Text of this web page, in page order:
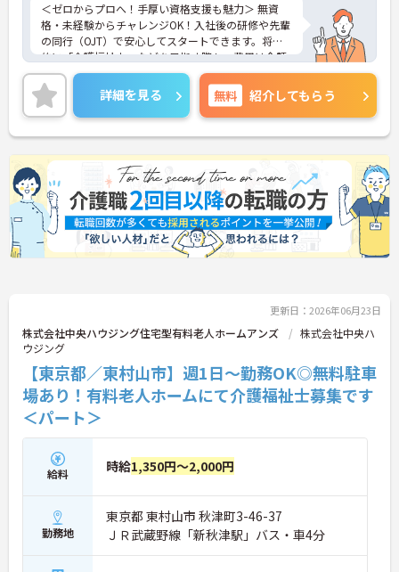
＜ゼロからプロへ！手厚い資格支援も魅力＞ 無資
格・未経験からチャレンジOK！入社後の研修や先輩
の同行（OJT）で安心してスタートできます。将来
的に「介護福祉士」などを目指す際も、費用は全額
会社負担。一人ひとりの「学びたい」を全力で応援
します！
＜高収入＆選べる休みで充実＞ 月給32万円（夜勤あ
り）の厚待遇に加え、基本的に定時退社OK♪休日は
曜日固定の「完全週休2日制」で予定が立てやす
く、年間12日間の「特別有給休暇」も付与。しっか
り稼いでしっかり休む、メリハリある働き方が可能
です。
＜意見を言い合えるフラットな関係＞ 気付きや提案
を遠慮なく共有できる、風通しの良い職場です。ご
利用者様の小さな変化を見逃さない「観察眼」を大
切にし、スタッフ同士も互いに配慮し合える温かい
詳細を見る 無料 紹介してもらう
更新日：2026年06月23日
株式会社中央ハウジング住宅型有料老人ホームアンズ
株式会社中央ハ
ウジング
【東京都／東村山市】週1日～勤務OK◎無料駐車
場あり！有料老人ホームにて介護福祉士募集です
＜パート＞
給料 時給1,350円～2,000円
勤務地
東京都 東村山市 秋津町3-46-37
ＪＲ武蔵野線「新秋津駅」バス・車4分